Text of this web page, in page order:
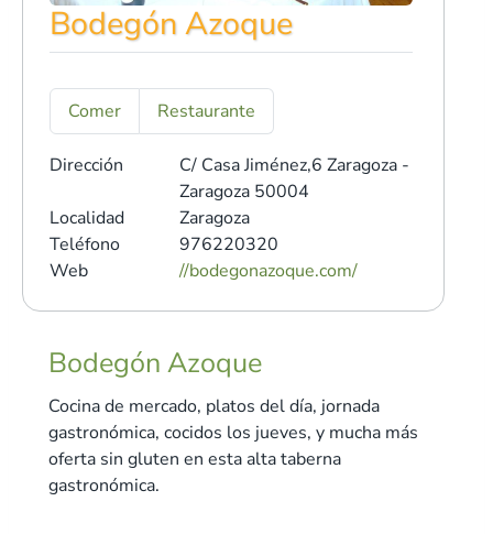
Bodegón Azoque
Comer Restaurante
Dirección C/ Casa Jiménez,6 Zaragoza -
Zaragoza 50004
Localidad
Zaragoza
Teléfono
976220320
Web
//bodegonazoque.com/
Bodegón Azoque
Cocina de mercado, platos del día, jornada
gastronómica, cocidos los jueves, y mucha más
oferta sin gluten en esta alta taberna
gastronómica.